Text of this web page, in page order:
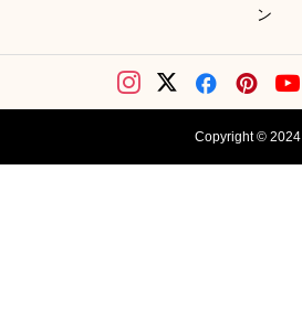
ン
Copyright © 2024